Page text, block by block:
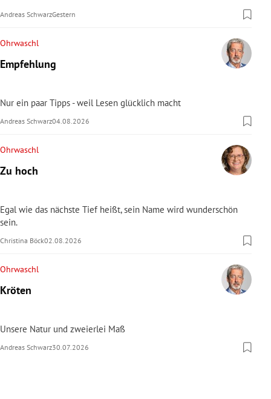
Andreas SchwarzGestern
Ohrwaschl
Empfehlung
Nur ein paar Tipps - weil Lesen glücklich macht
Andreas Schwarz04.08.2026
Ohrwaschl
Zu hoch
Egal wie das nächste Tief heißt, sein Name wird wunderschön
sein.
Christina Böck02.08.2026
Ohrwaschl
Kröten
Unsere Natur und zweierlei Maß
Andreas Schwarz30.07.2026